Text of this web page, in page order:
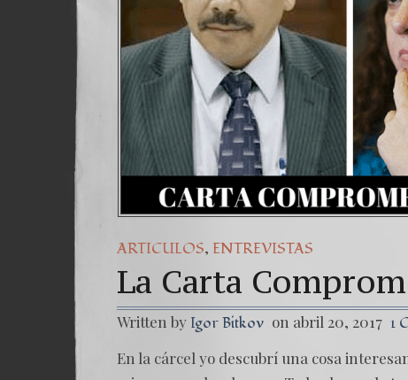
7.
ARTICULOS, ENTREVISTAS
La Carta
Written by Igor Bitkov on abril 20, 2017 1
En la cárcel yo descubrí una cosa